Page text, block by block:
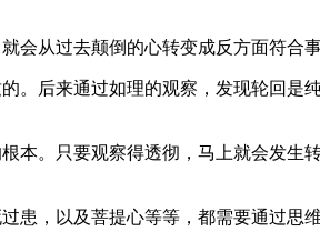
从过去颠倒的心转变成反方面符合事
后来通过如理的观察，发现轮回是
。只要观察得透彻，马上就会发生
，以及菩提心等等，都需要通过思维